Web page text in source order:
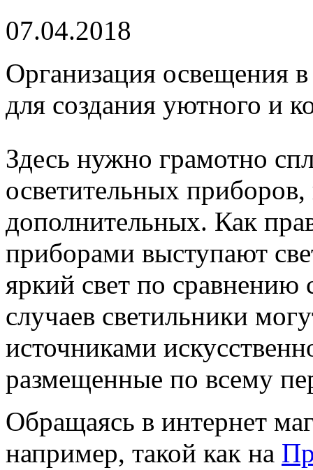
07.04.2018
Организация освещения
для создания уютного и
Здесь нужно грамотно
осветительных
дополнительных. Как
приборами выступают
яркий свет по
случаев светильники
источниками
размещенные по всему
Обращаясь в интернет
например, такой как на